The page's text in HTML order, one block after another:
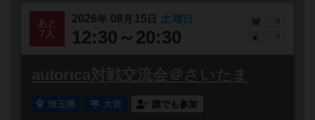
あと
7人
2026年 08 月 15 日 土 曜日
12:30～20:30
9
autorica対戦交流会＠さいたま
埼玉県 大宮 誰でも参加